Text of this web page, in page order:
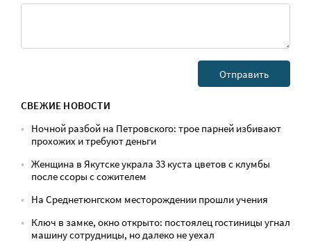
СВЕЖИЕ НОВОСТИ
Ночной разбой на Петровского: трое парней избивают
прохожих и требуют деньги
Женщина в Якутске украла 33 куста цветов с клумбы
после ссоры с сожителем
На Среднетюнгском месторождении прошли учения
Ключ в замке, окно открыто: постоялец гостиницы угнал
машину сотрудницы, но далеко не уехал